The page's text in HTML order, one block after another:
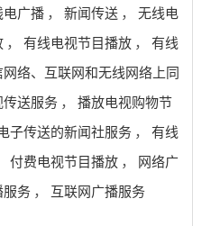
电广播 ， 新闻传送 ，
无线电
， 有线电视节目播放 ，
有线
络、互联网和无线网络上同
传送服务 ，
播放电视购物节
子传送的新闻社服务 ，
有线
付费电视节目播放 ，
网络广
服务 ， 互联网广播服务